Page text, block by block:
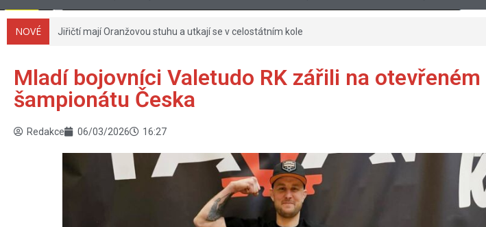
NOVÉ Jiřičtí mají Oranžovou stuhu a utkají se v celostátním kole
Mladí bojovníci Valetudo RK zářili na otevřeném
šampionátu Česka
Redakce 06/03/2026 16:27